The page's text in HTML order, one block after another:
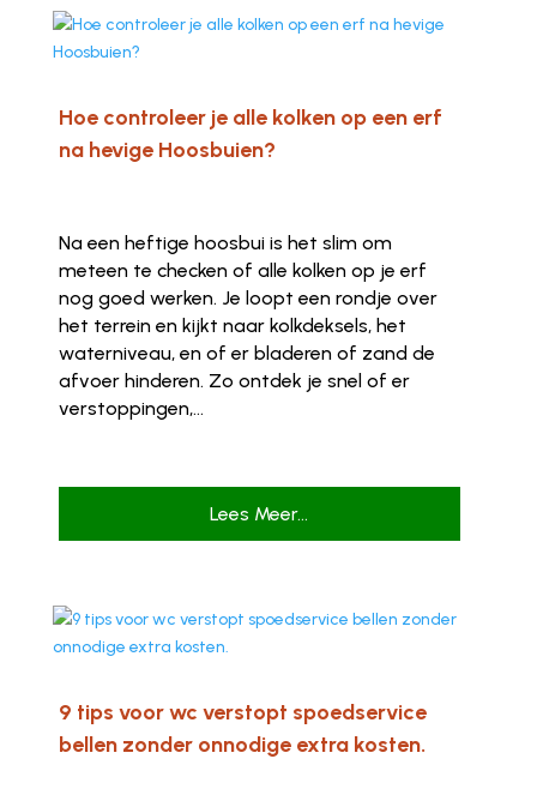
Hoe controleer je alle kolken op een erf
na hevige Hoosbuien?
Na een heftige hoosbui is het slim om
meteen te checken of alle kolken op je erf
nog goed werken. Je loopt een rondje over
het terrein en kijkt naar kolkdeksels, het
waterniveau, en of er bladeren of zand de
afvoer hinderen. Zo ontdek je snel of er
verstoppingen,...
Lees Meer...
9 tips voor wc verstopt spoedservice
bellen zonder onnodige extra kosten.